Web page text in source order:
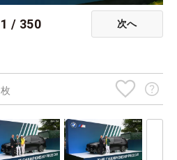
1 / 350 次へ
枚